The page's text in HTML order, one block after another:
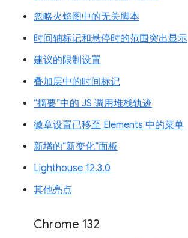
忽略火焰图中的无关脚本
时间轴标记和悬停时的范围突出显示
建议的限制设置
叠加层中的时间标记
“摘要”中的 JS 调用堆栈轨迹
徽章设置已移至 Elements 中的菜单
新增的“新变化”面板
Lighthouse 12.3.0
其他亮点
Chrome 132